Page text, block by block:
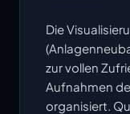
Die
zur vollen
Aufnahmen
organisiert.